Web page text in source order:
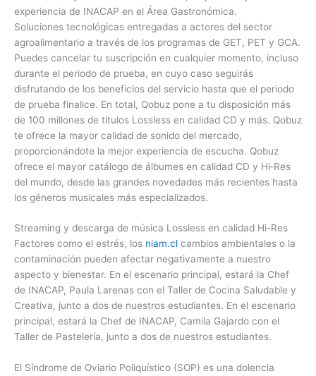
experiencia de INACAP en el Área Gastronómica.
Soluciones tecnológicas entregadas a actores del sector
agroalimentario a través de los programas de GET, PET y GCA.
Puedes cancelar tu suscripción en cualquier momento, incluso
durante el periodo de prueba, en cuyo caso seguirás
disfrutando de los beneficios del servicio hasta que el periodo
de prueba finalice. En total, Qobuz pone a tu disposición más
de 100 millones de títulos Lossless en calidad CD y más. Qobuz
te ofrece la mayor calidad de sonido del mercado,
proporcionándote la mejor experiencia de escucha. Qobuz
ofrece el mayor catálogo de álbumes en calidad CD y Hi‑Res
del mundo, desde las grandes novedades más recientes hasta
los géneros musicales más especializados.
Streaming y descarga de música Lossless en calidad Hi-Res
Factores como el estrés, los niam.cl cambios ambientales o la
contaminación pueden afectar negativamente a nuestro
aspecto y bienestar. En el escenario principal, estará la Chef
de INACAP, Paula Larenas con el Taller de Cocina Saludable y
Creativa, junto a dos de nuestros estudiantes. En el escenario
principal, estará la Chef de INACAP, Camila Gajardo con el
Taller de Pastelería, junto a dos de nuestros estudiantes.
El Síndrome de Oviario Poliquístico (SOP) es una dolencia